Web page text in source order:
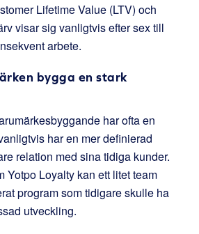
Lifetime Value (LTV) och
visar sig vanligtvis efter sex till
arbete.
bygga en stark
har ofta en
har en mer definierad
relation med sina tidiga kunder.
Yotpo Loyalty kan ett litet team
program som tidigare skulle ha
utveckling.